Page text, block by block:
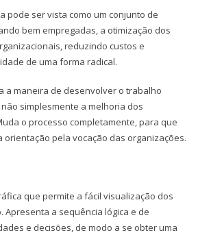
pode ser vista como um conjunto de
bem empregadas, a otimização dos
reduzindo custos e
de uma forma radical.
a maneira de desenvolver o trabalho
simplesmente a melhoria dos
o processo completamente, para que
orientação pela vocação das organizações.
que permite a fácil visualização dos
Apresenta a sequência lógica e de
e decisões, de modo a se obter uma